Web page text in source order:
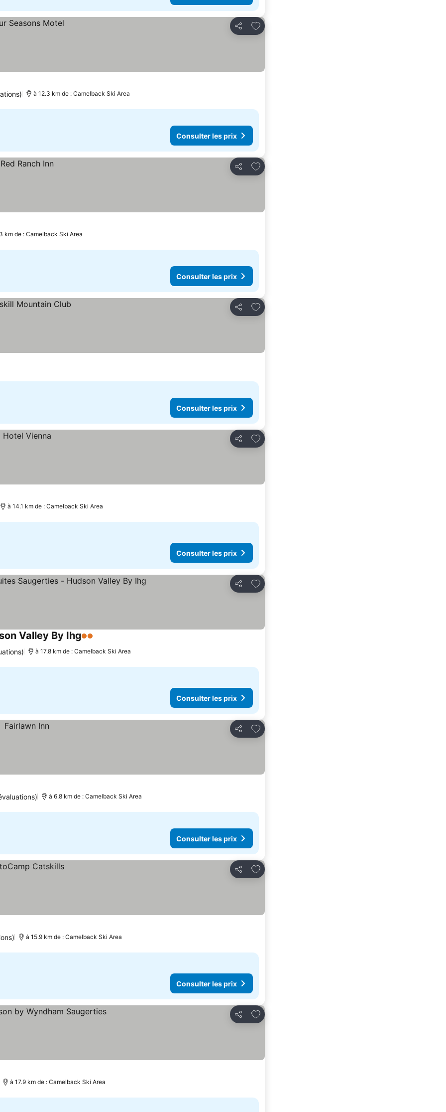
Partager
Ajouter à mes favoris
à 12.3 km de : Camelback Ski Area
Consulter les prix
Partager
Ajouter à mes favoris
km de : Camelback Ski Area
Consulter les prix
Partager
Ajouter à mes favoris
Consulter les prix
Partager
Ajouter à mes favoris
à 14.1 km de : Camelback Ski Area
Consulter les prix
Partager
Ajouter à mes favoris
Valley By Ihg2 Étoiles
à 17.8 km de : Camelback Ski Area
Consulter les prix
Partager
Ajouter à mes favoris
à 6.8 km de : Camelback Ski Area
Consulter les prix
Partager
Ajouter à mes favoris
à 15.9 km de : Camelback Ski Area
Consulter les prix
Partager
Ajouter à mes favoris
à 17.9 km de : Camelback Ski Area